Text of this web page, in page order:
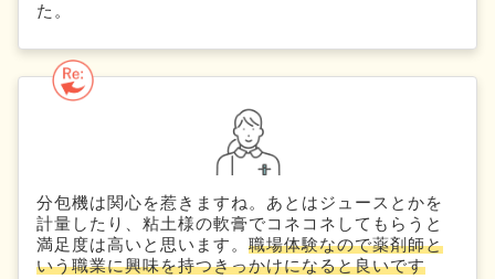
た。
分包機は関心を惹きますね。あとはジュースとかを
計量したり、粘土様の軟膏でコネコネしてもらうと
満足度は高いと思います。 職場体験なので薬剤師と
いう職業に興味を持つきっかけになると良いです